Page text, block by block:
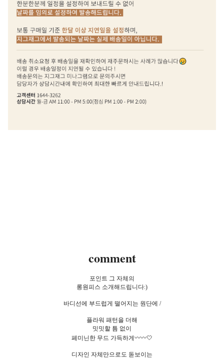
comment
포인트 그 자체의
롱원피스 소개해드립니다:)
바디선에 부드럽게 떨어지는 원단에 /
플라워 패턴을 더해
밋밋할 틈 없이
페미닌한 무드 가득하게〰️〰️🤍
디자인 자체만으로도 돋보이는